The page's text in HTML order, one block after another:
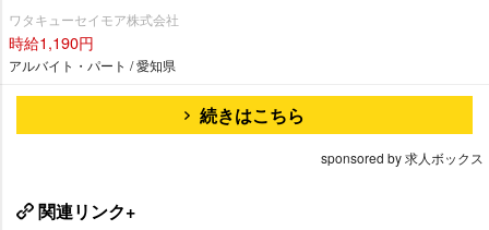
ワタキューセイモア株式会社
時給1,190円
アルバイト・パート / 愛知県
続きはこちら
sponsored by 求人ボックス
関連リンク+